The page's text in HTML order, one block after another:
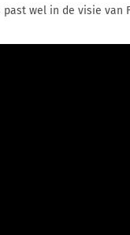
wel in de visie van